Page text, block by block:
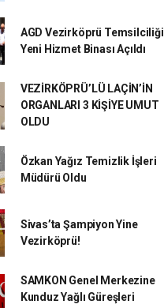
AGD Vezirköprü Temsilciliği
Yeni Hizmet Binası Açıldı
VEZİRKÖPRÜ’LÜ LAÇİN’İN
ORGANLARI 3 KİŞİYE UMUT
OLDU
Özkan Yağız Temizlik İşleri
Müdürü Oldu
Sivas’ta Şampiyon Yine
Vezirköprü!
SAMKON Genel Merkezine
Kunduz Yağlı Güreşleri